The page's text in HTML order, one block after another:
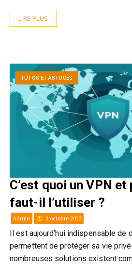
LIRE PLUS
TUTOS ET ASTUCES
C’est quoi un VPN
faut-il l’utiliser ?
Admin 2 octobre 2022
Il est aujourd’hui indispensable de
permettent de protéger sa vie
nombreuses solutions existent